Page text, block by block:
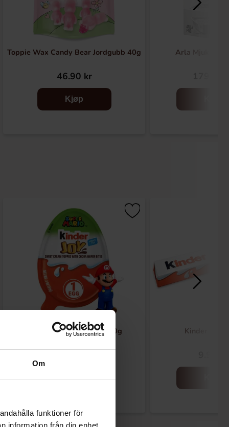
Om
funktioner för
information från din enhet
Toppie Wax Candy Bear Jordgubb 40g
46.90 kr
Kjøp
Arla
Kinder Joy Super Mario 20g
Kjøp
Kinder Maxi